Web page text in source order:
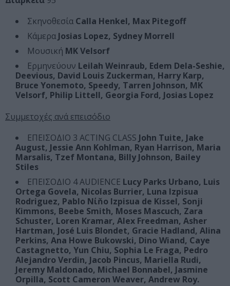
Σκηνοθεσία Calla Henkel, Max Pitegoff
Κάμερα Josias Lopez, Sydney Morrell
Μουσική ΜΚ Velsorf
Ερμηνεύουν Leilah Weinraub, Edem Dela-Seshie,
Deevious, David Louis Zuckerman, Harry Karp,
Bruce Yonemoto, Speedy, Tarren Johnson, ΜΚ
Velsorf, Philip Littell, Georgia Ford, Josias Lopez
Συμμετοχές ανά επεισόδιο
ΕΠΕΙΣΟΔΙΟ 3 ACTING CLASS John Tuite, Jake
August, Jessie Αnn Kohlman, Ryan Harrison, Maria
Marsalis, Tzef Montana, Billy Johnson, Bailey
Stiles
ΕΠΕΙΣΟΔΙΟ 4 AUDIENCE Lucy Parks Urbano, Luis
Ortega Govela, Nicolas Burrier, Luna lzpisua
Rodriguez, Pablo Νίňo lzpisua de Kissel, Sonji
Kimmons, Beebe Smith, Moses Mascuch, Zara
Schuster, Loren Kramar, Alex Freedman, Asher
Hartman, José Luis Blondet, Gracie Hadland, Alina
Perkins, Ana Howe Bukowski, Dino Wiand, Caye
Castagnetto, Yun Chiu, Sophia Le Fraga, Pedro
Alejandro Verdin, Jacob Pincus, Mariella Rudi,
Jeremy Maldonado, Michael Bonnabel, Jasmine
Orpilla, Scott Cameron Weaver, Andrew Roy.